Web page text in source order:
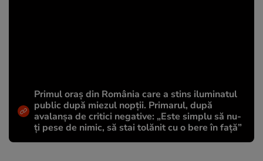
Primul oraș din România care a stins iluminatul
public după miezul nopții. Primarul, după
avalanșa de critici negative: „Este simplu să nu-
ți pese de nimic, să stai tolănit cu o bere în față”